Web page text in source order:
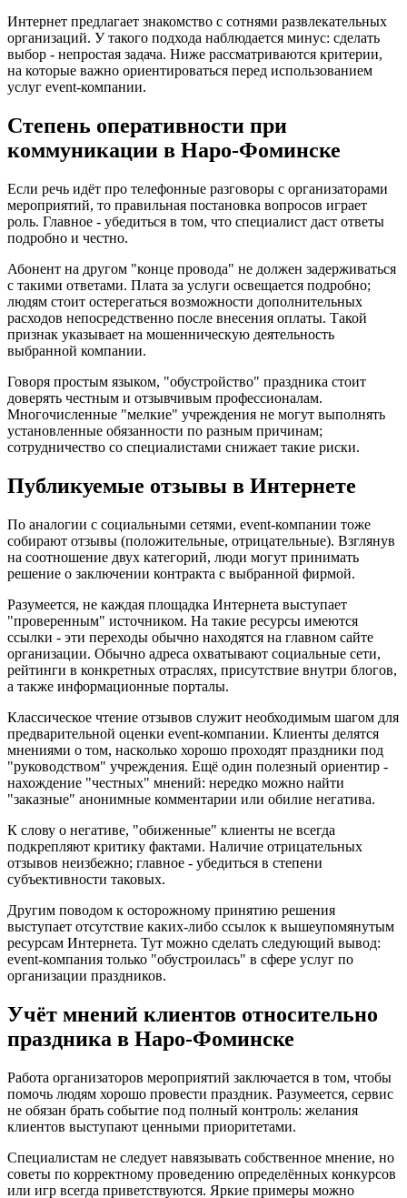
Интернет предлагает знакомство с сотнями развлекательных
организаций. У такого подхода наблюдается минус: сделать
выбор - непростая задача. Ниже рассматриваются критерии,
на которые важно ориентироваться перед использованием
услуг event-компании.
Степень оперативности при
коммуникации в Наро-Фоминске
Если речь идёт про телефонные разговоры с организаторами
мероприятий, то правильная постановка вопросов играет
роль. Главное - убедиться в том, что специалист даст ответы
подробно и честно.
Абонент на другом "конце провода" не должен задерживаться
с такими ответами. Плата за услуги освещается подробно;
людям стоит остерегаться возможности дополнительных
расходов непосредственно после внесения оплаты. Такой
признак указывает на мошенническую деятельность
выбранной компании.
Говоря простым языком, "обустройство" праздника стоит
доверять честным и отзывчивым профессионалам.
Многочисленные "мелкие" учреждения не могут выполнять
установленные обязанности по разным причинам;
сотрудничество со специалистами снижает такие риски.
Публикуемые отзывы в Интернете
По аналогии с социальными сетями, event-компании тоже
собирают отзывы (положительные, отрицательные). Взглянув
на соотношение двух категорий, люди могут принимать
решение о заключении контракта с выбранной фирмой.
Разумеется, не каждая площадка Интернета выступает
"проверенным" источником. На такие ресурсы имеются
ссылки - эти переходы обычно находятся на главном сайте
организации. Обычно адреса охватывают социальные сети,
рейтинги в конкретных отраслях, присутствие внутри блогов,
а также информационные порталы.
Классическое чтение отзывов служит необходимым шагом для
предварительной оценки event-компании. Клиенты делятся
мнениями о том, насколько хорошо проходят праздники под
"руководством" учреждения. Ещё один полезный ориентир -
нахождение "честных" мнений: нередко можно найти
"заказные" анонимные комментарии или обилие негатива.
К слову о негативе, "обиженные" клиенты не всегда
подкрепляют критику фактами. Наличие отрицательных
отзывов неизбежно; главное - убедиться в степени
субъективности таковых.
Другим поводом к осторожному принятию решения
выступает отсутствие каких-либо ссылок к вышеупомянутым
ресурсам Интернета. Тут можно сделать следующий вывод:
event-компания только "обустроилась" в сфере услуг по
организации праздников.
Учёт мнений клиентов относительно
праздника в Наро-Фоминске
Работа организаторов мероприятий заключается в том, чтобы
помочь людям хорошо провести праздник. Разумеется, сервис
не обязан брать событие под полный контроль: желания
клиентов выступают ценными приоритетами.
Специалистам не следует навязывать собственное мнение, но
советы по корректному проведению определённых конкурсов
или игр всегда приветствуются. Яркие примеры можно